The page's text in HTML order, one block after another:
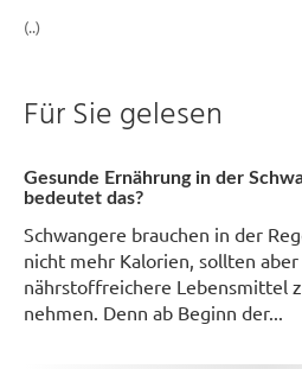
(..)
Für Sie gelesen
Gesunde Ernährung in der
bedeutet das?
Schwangere brauchen in der
nicht mehr Kalorien, sollten aber
nährstoffreichere Lebensmittel
nehmen. Denn ab Beginn der...